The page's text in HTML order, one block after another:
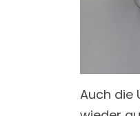
Auch die